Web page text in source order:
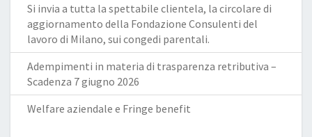
Si invia a tutta la spettabile clientela, la circolare di
aggiornamento della Fondazione Consulenti del
lavoro di Milano, sui congedi parentali.
Adempimenti in materia di trasparenza retributiva –
Scadenza 7 giugno 2026
Welfare aziendale e Fringe benefit